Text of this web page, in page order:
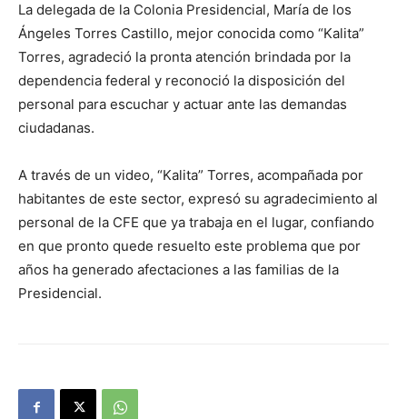
La delegada de la Colonia Presidencial, María de los
Ángeles Torres Castillo, mejor conocida como “Kalita”
Torres, agradeció la pronta atención brindada por la
dependencia federal y reconoció la disposición del
personal para escuchar y actuar ante las demandas
ciudadanas.
A través de un video, “Kalita” Torres, acompañada por
habitantes de este sector, expresó su agradecimiento al
personal de la CFE que ya trabaja en el lugar, confiando
en que pronto quede resuelto este problema que por
años ha generado afectaciones a las familias de la
Presidencial.